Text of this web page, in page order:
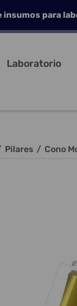
insumos para
Laboratorio
Pilares / Cono